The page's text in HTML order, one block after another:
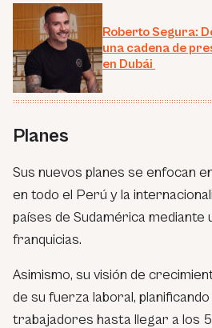
Roberto Segura:
una cadena de
en Dubái
Planes
Sus nuevos planes se enfocan
en todo el Perú y la
países de Sudamérica mediante
franquicias.
Asimismo, su visión de
de su fuerza laboral,
trabajadores hasta llegar a los